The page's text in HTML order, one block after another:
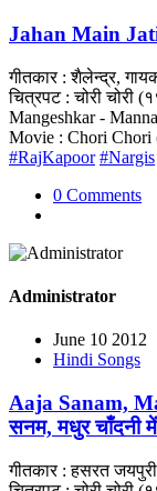
Jahan Main Jati
गीतकार : शैलेन्द्र,
चित्रपट : चोरी चोरी
Mangeshkar -
Movie : Chori Chori
#RajKapoor #Nargis
0 Comments
Administrator
June 10 2012
Hindi Songs
Aaja Sanam,
सनम, मधुर चाँदनी में
गीतकार : हसरत